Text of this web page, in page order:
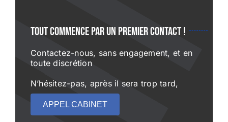
Tout commence par un premier contact !
Contactez-nous, sans engagement, et en
toute discrétion
N’hésitez-pas, après il sera trop tard,
APPEL CABINET